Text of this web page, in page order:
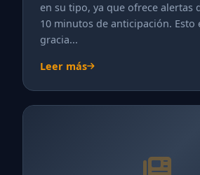
en su tipo, ya que ofrece alertas
10 minutos de anticipación. Esto
gracia...
Leer más